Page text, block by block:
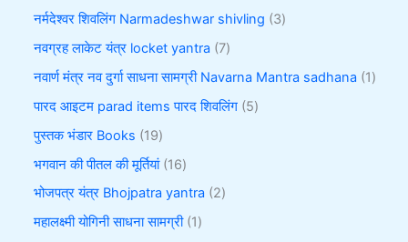
नर्मदेश्वर शिवलिंग Narmadeshwar shivling 3
नवग्रह लाकेट यंत्र locket yantra 7
नवार्ण मंत्र नव दुर्गा साधना सामग्री Navarna Mantra sadhana 1
पारद आइटम parad items पारद शिवलिंग 5
पुस्तक भंडार Books 19
भगवान की पीतल की मूर्तियां 16
भोजपत्र यंत्र Bhojpatra yantra 2
महालक्ष्मी योगिनी साधना सामग्री 1